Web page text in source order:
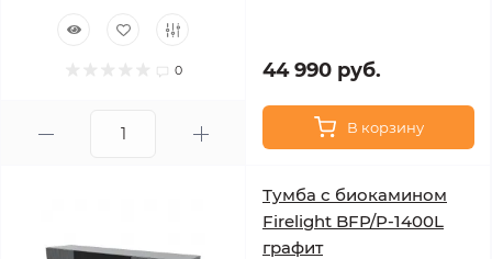
0 44 990 руб.
В корзину
Тумба с биокамином
Firelight BFP/P-1400L
графит